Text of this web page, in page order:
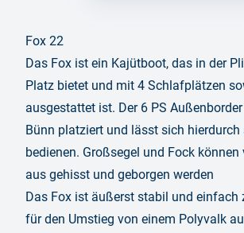
Fox 22
Das Fox ist ein Kajütboot, das in der
Platz bietet und mit 4 Schlafplätzen
ausgestattet ist. Der 6 PS
Bünn platziert und lässt sich hierdurch
bedienen. Großsegel und Fock
aus gehisst und geborgen werden
Das Fox ist äußerst stabil und einfach
für den Umstieg von einem Polyvalk